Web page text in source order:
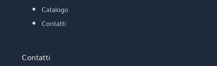
Catalogo
Contatti
Contatti